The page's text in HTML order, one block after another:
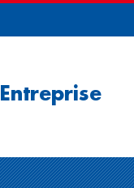
Entreprise